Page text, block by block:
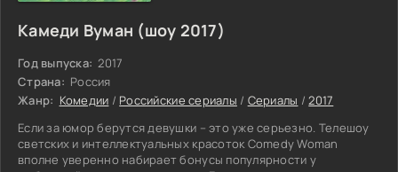
Камеди Вуман (шоу 2017)
Год выпуска: 2017
Страна: Россия
Жанр: Комедии / Российские сериалы / Сериалы /2017
Если за юмор берутся девушки – это уже серьезно. Телешоу
светских и интеллектуальных красоток Comedy Woman
вполне уверенно набирает бонусы популярности у